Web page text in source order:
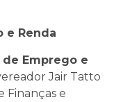
e Renda
de Emprego e
Jair Tatto
Finanças e